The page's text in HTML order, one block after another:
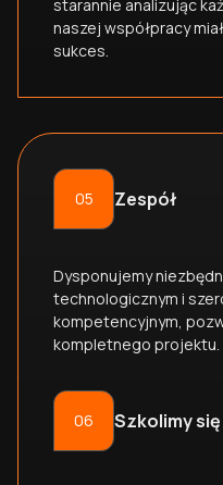
starannie analizując
naszej współpracy
sukces.
05 Zespół
Dysponujemy
technologicznym i
kompetencyjnym,
kompletnego projektu.
06 Szkolimy się